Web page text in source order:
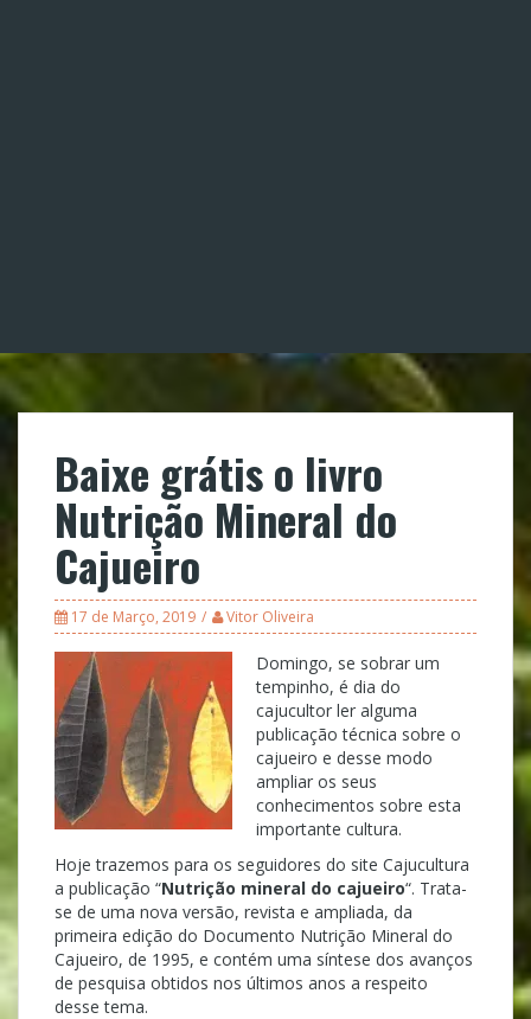
Baixe grátis o livro
Nutrição Mineral do
Cajueiro
17 de Março, 2019 Vitor Oliveira
Domingo, se sobrar um
tempinho, é dia do
cajucultor ler alguma
publicação técnica sobre o
cajueiro e desse modo
ampliar os seus
conhecimentos sobre esta
importante cultura.
Hoje trazemos para os seguidores do site Cajucultura
a publicação “Nutrição mineral do cajueiro“. Trata-
se de uma nova versão, revista e ampliada, da
primeira edição do Documento Nutrição Mineral do
Cajueiro, de 1995, e contém uma síntese dos avanços
de pesquisa obtidos nos últimos anos a respeito
desse tema.